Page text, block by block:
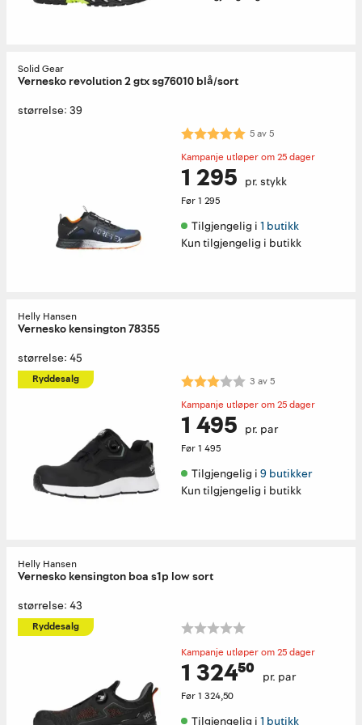
Solid Gear
Vernesko revolution 2 gtx sg76010 blå/sort
størrelse: 39
Karakter: 5.0 av 5 mulige
5av5
Kampanje utløper om 25 dager
1 295 pr. stykk
Før1 295
Tilgjengelig i 1 butikk
Kun tilgjengelig i butikk
Helly Hansen
Vernesko kensington 78355
størrelse: 45
Ryddesalg Karakter: 3.0 av 5 mulige
3 av5
Kampanje utløper om 25 dager
1 495 pr. par
Før1 495
Tilgjengelig i 9 butikker
Kun tilgjengelig i butikk
Helly Hansen
Vernesko kensington boa s1p low sort
størrelse: 43
Ryddesalg
Kampanje utløper om 25 dager
1 324⁵⁰ pr. par
Før1 324,50
Tilgjengelig i 1 butikk